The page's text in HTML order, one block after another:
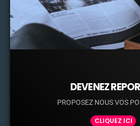
DEVENEZ
PROPOSEZ NOUS VOS
CLIQUEZ ICI